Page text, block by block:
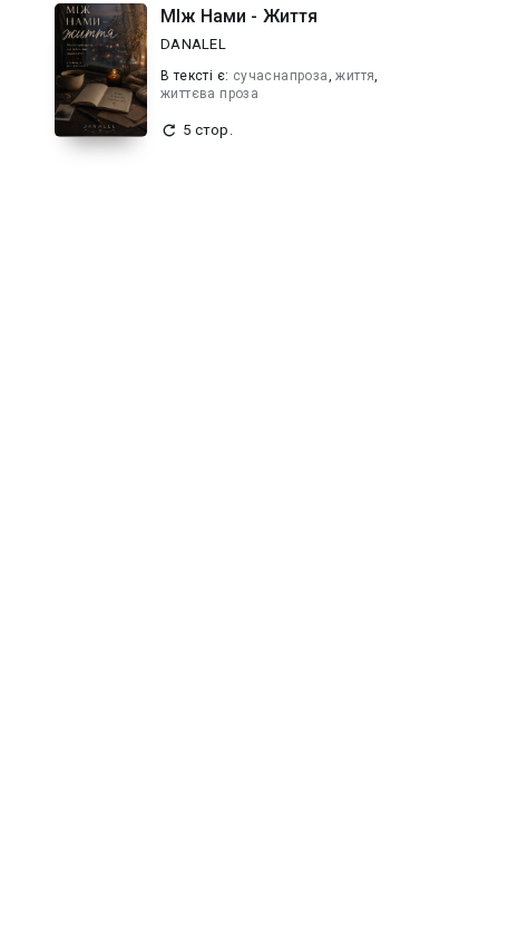
МІж Нами - Життя
DANALEL
В текcті є: сучаснапроза,життя,
життєва проза
5 стор.